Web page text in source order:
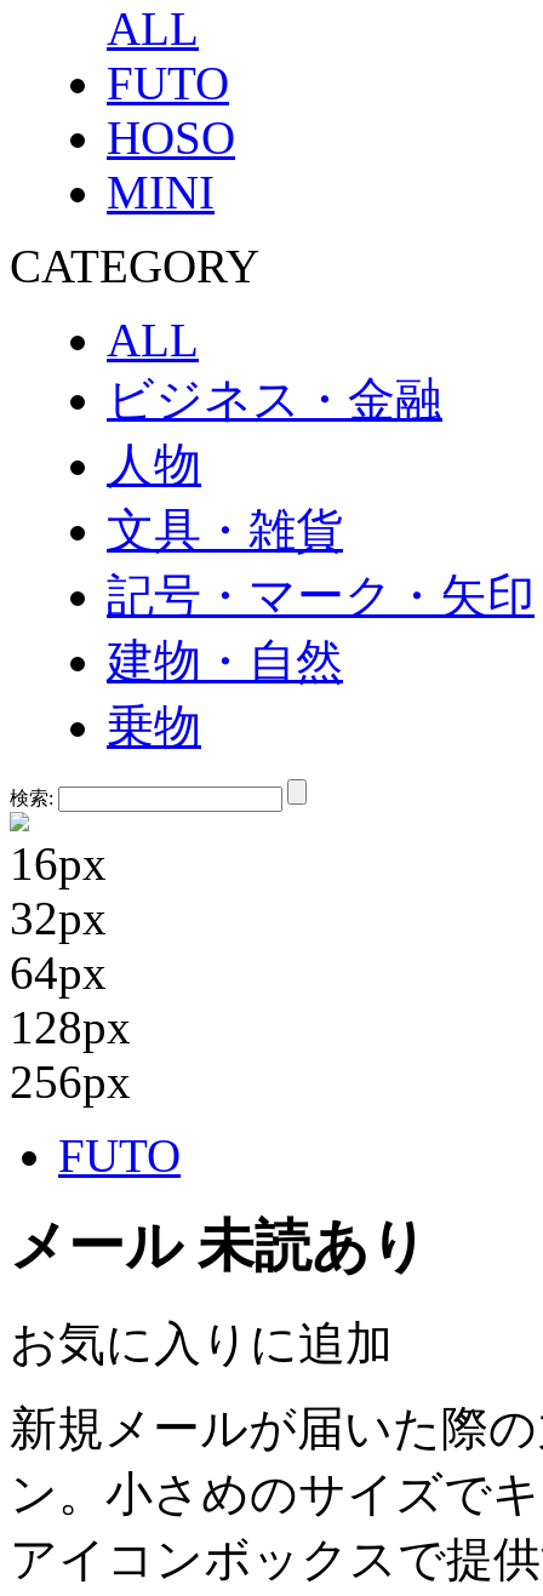
ALL
FUTO
HOSO
MINI
CATEGORY
ALL
ビジネス・金融
人物
文具・雑貨
記号・マーク・矢印
建物・自然
乗物
検索:
16px
32px
64px
128px
256px
FUTO
メール 未読あり
お気に入りに追加
新規メールが届いた際
ン。小さめのサイズで
アイコンボックスで提